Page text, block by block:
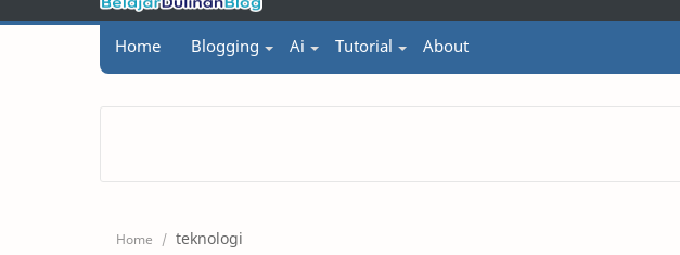
Home Blogging Ai Tutorial About
Home teknologi